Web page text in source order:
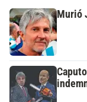
Murió